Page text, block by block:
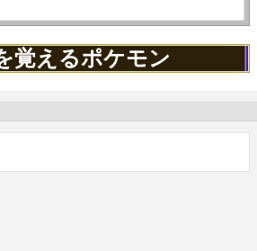
覚えるポケモン